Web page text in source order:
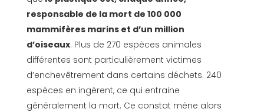
responsable de la mort de 100 000
mammifères marins et d’un million
d’oiseaux. Plus de 270 espèces animales
différentes sont particulièrement victimes
d’enchevêtrement dans certains déchets. 240
espèces en ingèrent, ce qui entraine
généralement la mort. Ce constat mène alors